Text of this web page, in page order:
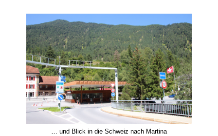
… und Blick in die Schweiz nach Martina